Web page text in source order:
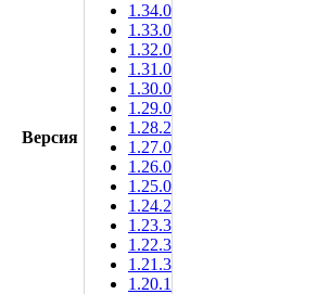
Версия
1.34.0
1.33.0
1.32.0
1.31.0
1.30.0
1.29.0
1.28.2
1.27.0
1.26.0
1.25.0
1.24.2
1.23.3
1.22.3
1.21.3
1.20.1